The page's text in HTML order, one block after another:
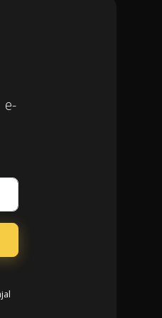
e-